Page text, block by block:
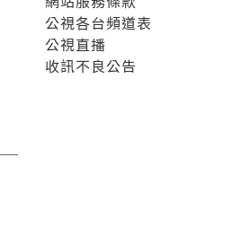
公視各台頻道表
公視直播
收訊不良公告